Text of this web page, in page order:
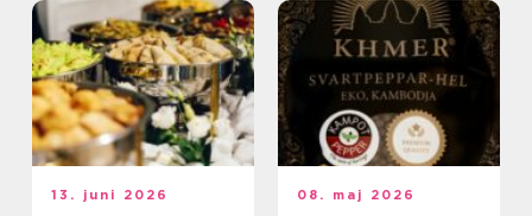
13. juni 2026 08. maj 2026